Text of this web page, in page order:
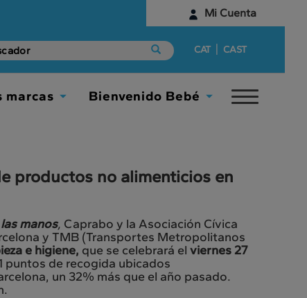
Mi Cuenta
Identifícate
Empieza aquí
CAT | CAST
marcas Bienvenido Bebé
Toggle
productos no alimenticios en
manos, Caprabo y la Asociación Cívica
y TMB (Transportes Metropolitanos
e higiene, que se celebrará el viernes 27
puntos de recogida ubicados
un 32% más que el año pasado.